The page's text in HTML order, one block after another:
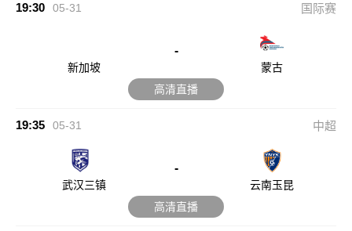
19:30 05-31 国际赛
新加坡
-
蒙古
高清直播
19:35 05-31 中超
武汉三镇
-
云南玉昆
高清直播